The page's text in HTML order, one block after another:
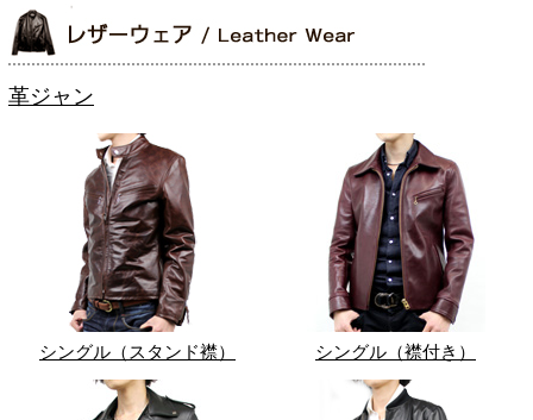
革ジャン
シングル（スタンド襟） シングル（襟付き）